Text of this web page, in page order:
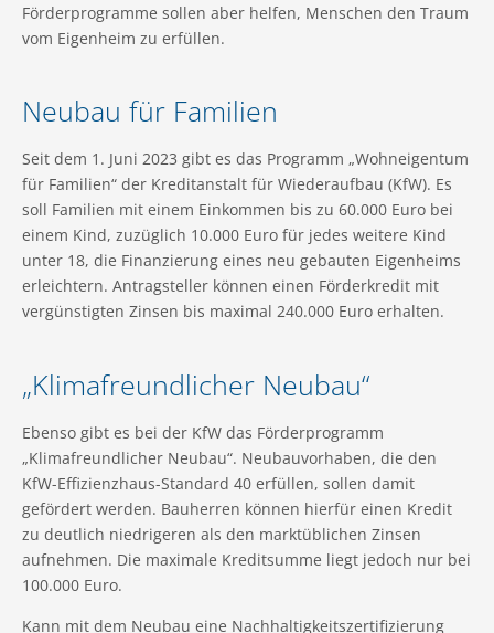
Förderprogramme sollen aber helfen, Menschen den Traum
vom Eigenheim zu erfüllen.
Neubau für Familien
Seit dem 1. Juni 2023 gibt es das Programm „Wohneigentum
für Familien“ der Kreditanstalt für Wiederaufbau (KfW). Es
soll Familien mit einem Einkommen bis zu 60.000 Euro bei
einem Kind, zuzüglich 10.000 Euro für jedes weitere Kind
unter 18, die Finanzierung eines neu gebauten Eigenheims
erleichtern. Antragsteller können einen Förderkredit mit
vergünstigten Zinsen bis maximal 240.000 Euro erhalten.
„Klimafreundlicher Neubau“
Ebenso gibt es bei der KfW das Förderprogramm
„Klimafreundlicher Neubau“. Neubauvorhaben, die den
KfW-Effizienzhaus-Standard 40 erfüllen, sollen damit
gefördert werden. Bauherren können hierfür einen Kredit
zu deutlich niedrigeren als den marktüblichen Zinsen
aufnehmen. Die maximale Kreditsumme liegt jedoch nur bei
100.000 Euro.
Kann mit dem Neubau eine Nachhaltigkeitszertifizierung